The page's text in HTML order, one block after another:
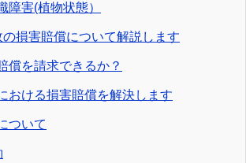
障害(植物状態）
損害賠償について解説します
償を請求できるか？
おける損害賠償を解決します
ついて